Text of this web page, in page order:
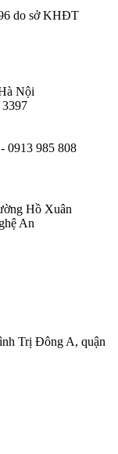
do sở KHĐT
Nội
0913 985 808
Hồ Xuân
An
Trị Đông A, quận